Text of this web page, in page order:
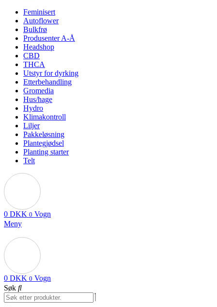
Feminisert
Autoflower
Bulkfrø
Produsenter A-Å
Headshop
CBD
THCA
Utstyr for dyrking
Etterbehandling
Gromedia
Hus/hage
Hydro
Klimakontroll
Liljer
Pakkeløsning
Plantegjødsel
Planting starter
Telt
0 DKK 0 Vogn
Meny
0 DKK 0 Vogn
Søk